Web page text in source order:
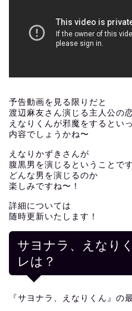
予告動画を見る限りだと
渡辺麻友さん演じる主人公の
えなりくんが邪魔をするとい
内容でしょうかね〜
えなりかずきさんが
腹黒男を演じるということで
どんな男を演じるのか
楽しみですね〜！
詳細については
随時更新いたします！
サヨナラ、えなり
レは？
『サヨナラ、えなりくん』の